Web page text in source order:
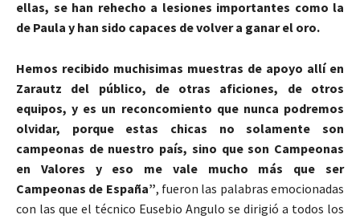
ellas, se han rehecho a lesiones importantes como la
de Paula y han sido capaces de volver a ganar el oro.
Hemos recibido muchisimas muestras de apoyo allí en
Zarautz del público, de otras aficiones, de otros
equipos, y es un reconcomiento que nunca podremos
olvidar, porque estas chicas no solamente son
campeonas de nuestro país, sino que son Campeonas
en Valores y eso me vale mucho más que ser
Campeonas de España”, fueron las palabras emocionadas
con las que el técnico Eusebio Angulo se dirigió a todos los